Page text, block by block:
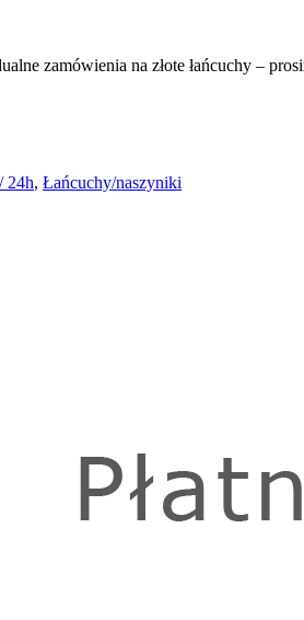
zamówienia na złote łańcuchy –
24h, Łańcuchy/naszyniki